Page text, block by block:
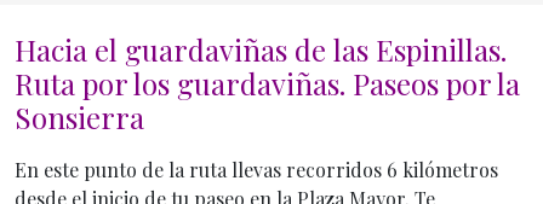
Inicio General
Hacia el guardaviñas de las Espinillas.
Ruta por los guardaviñas. Paseos por la
Sonsierra
En este punto de la ruta llevas recorridos 6 kilómetros
desde el inicio de tu paseo en la Plaza Mayor. Te